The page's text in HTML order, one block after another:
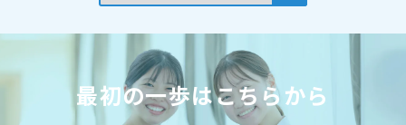
最初の一歩はこちらから